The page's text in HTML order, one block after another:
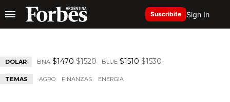
Suscribite Sign In
DOLAR BNA $1470 $1520 BLUE $1510 $1530
TEMAS AGRO FINANZAS ENERGIA